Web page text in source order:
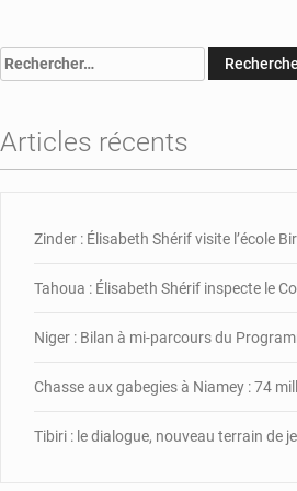
Rechercher :
Articles récents
Zinder : Élisabeth Shérif visite l’école
Tahoua : Élisabeth Shérif inspecte le
Niger : Bilan à mi-parcours du
Chasse aux gabegies à Niamey : 74
Tibiri : le dialogue, nouveau terrain de